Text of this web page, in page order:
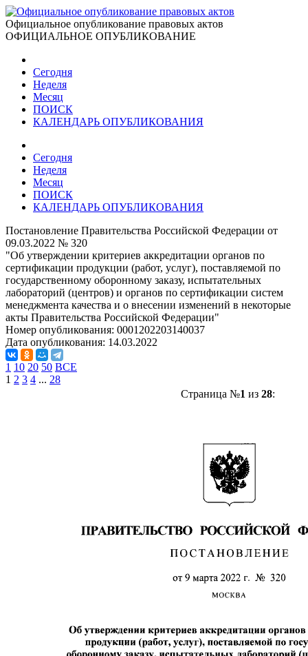
Официальное опубликование правовых актов
ОФИЦИАЛЬНОЕ ОПУБЛИКОВАНИЕ
Сегодня
Неделя
Месяц
ПОИСК
КАЛЕНДАРЬ ОПУБЛИКОВАНИЯ
Сегодня
Неделя
Месяц
ПОИСК
КАЛЕНДАРЬ ОПУБЛИКОВАНИЯ
Постановление Правительства Российской Федерации от
09.03.2022 № 320
"Об утверждении критериев аккредитации органов по
сертификации продукции (работ, услуг), поставляемой по
государственному оборонному заказу, испытательных
лабораторий (центров) и органов по сертификации систем
менеджмента качества и о внесении изменений в некоторые
акты Правительства Российской Федерации"
Номер опубликования: 0001202203140037
Дата опубликования: 14.03.2022
1 10 20 50 ВСЕ
1 2 3 4 ... 28
Страница №1 из 28: